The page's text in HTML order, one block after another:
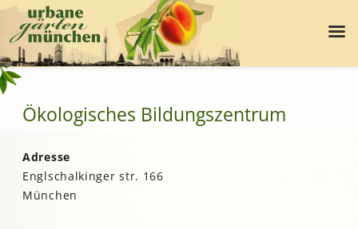
Ökologisches Bildungszentrum
Adresse
Englschalkinger str. 166
München